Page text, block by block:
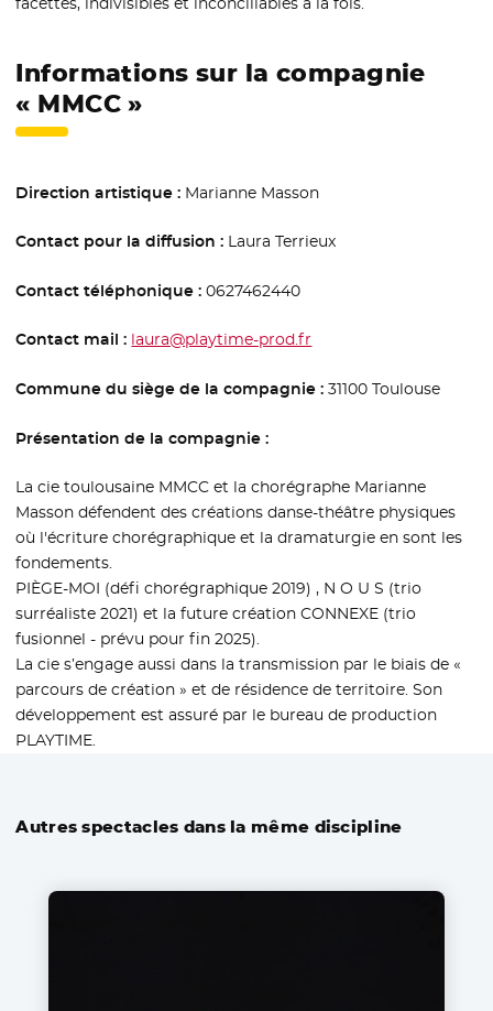
Informations sur la compagnie
« MMCC »
Direction artistique : Marianne Masson
Contact pour la diffusion : Laura Terrieux
Contact téléphonique :0627462440
Contact mail : laura@playtime-prod.fr
Commune du siège de la compagnie :31100 Toulouse
Présentation de la compagnie :
La cie toulousaine MMCC et la chorégraphe Marianne
Masson défendent des créations danse-théâtre physiques
où l'écriture chorégraphique et la dramaturgie en sont les
fondements.
PIÈGE-MOI (défi chorégraphique 2019) , N O U S (trio
surréaliste 2021) et la future création CONNEXE (trio
fusionnel - prévu pour fin 2025).
La cie s’engage aussi dans la transmission par le biais de «
parcours de création » et de résidence de territoire. Son
développement est assuré par le bureau de production
PLAYTIME.
Autres spectacles dans la même discipline